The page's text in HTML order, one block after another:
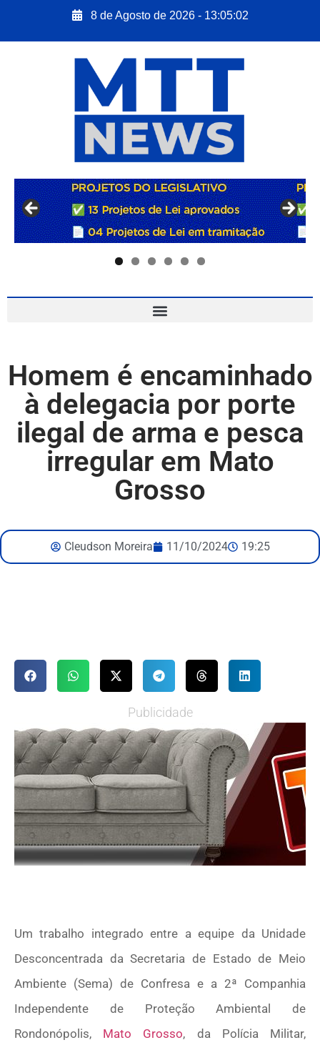
8 de Agosto de 2026 - 13:05:03
Homem é encaminhado
à delegacia por porte
ilegal de arma e pesca
irregular em Mato
Grosso
Cleudson Moreira 11/10/2024 19:25
Publicidade
Um trabalho integrado entre a equipe da Unidade
Desconcentrada da Secretaria de Estado de Meio
Ambiente (Sema) de Confresa e a 2ª Companhia
Independente de Proteção Ambiental de
Rondonópolis, Mato Grosso, da Polícia Militar,